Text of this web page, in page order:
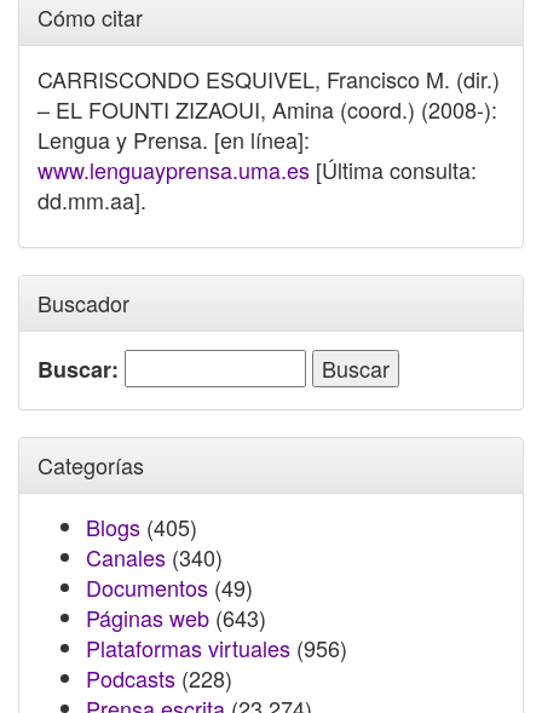
Cómo citar
CARRISCONDO ESQUIVEL, Francisco M. (dir.)
– EL FOUNTI ZIZAOUI, Amina (coord.) (2008-):
Lengua y Prensa. [en línea]:
www.lenguayprensa.uma.es [Última consulta:
dd.mm.aa].
Buscador
Buscar:
Categorías
Blogs (405)
Canales (340)
Documentos (49)
Páginas web (643)
Plataformas virtuales (956)
Podcasts (228)